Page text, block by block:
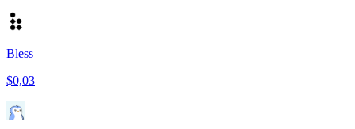
Bless
$0,03